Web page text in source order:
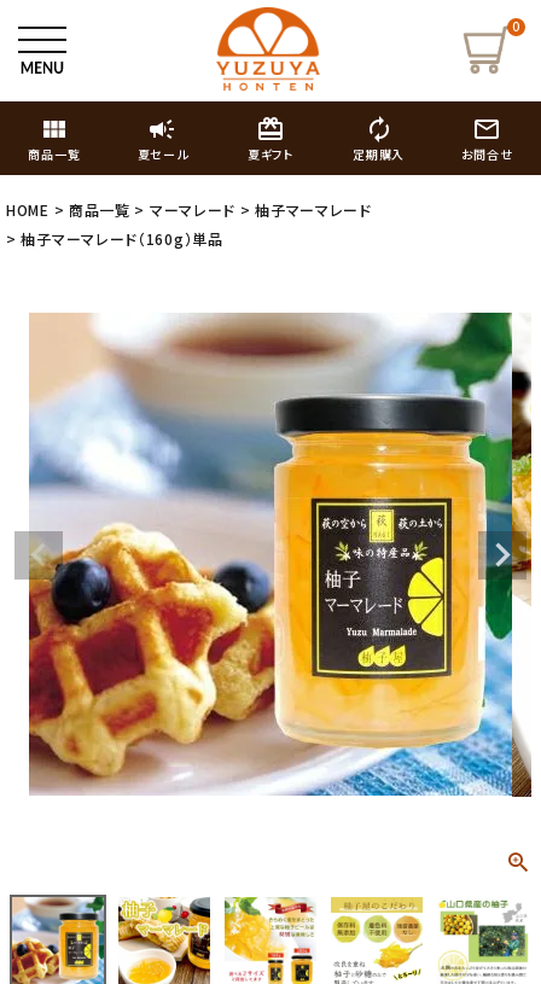
0
view_module
商品一覧
campaign
夏セール
card_giftcard
夏ギフト
autorenew
定期購入
mail_outline
お問合せ
HOME 商品一覧 マーマレード
柚子マーマレード
柚子マーマレード（160g）単品